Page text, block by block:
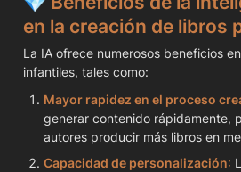
en la creación de libros
La IA ofrece numerosos beneficios
infantiles, tales como:
Mayor rapidez en el proceso
generar contenido rápidamente,
autores producir más libros en
Capacidad de personalización: